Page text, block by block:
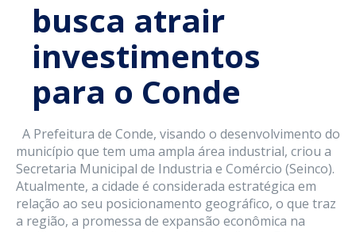
busca atrair
investimentos
para o Conde
A Prefeitura de Conde, visando o desenvolvimento do
município que tem uma ampla área industrial, criou a
Secretaria Municipal de Industria e Comércio (Seinco).
Atualmente, a cidade é considerada estratégica em
relação ao seu posicionamento geográfico, o que traz
a região, a promessa de expansão econômica na